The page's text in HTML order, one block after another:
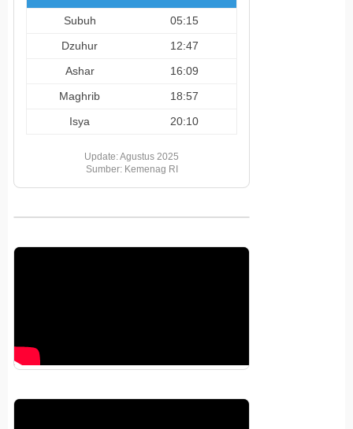
Subuh
05:15
Dzuhur
12:47
Ashar
16:09
Maghrib
18:57
Isya
20:10
Update: Agustus 2025
Sumber: Kemenag RI
Pemutar